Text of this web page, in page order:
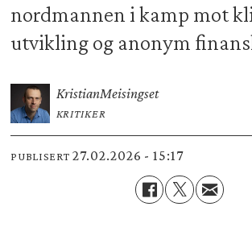
nordmannen i kamp mot
utvikling og anonym
KristianMeisingset
KRITIKER
PUBLISERT 27.02.2026 - 15:17